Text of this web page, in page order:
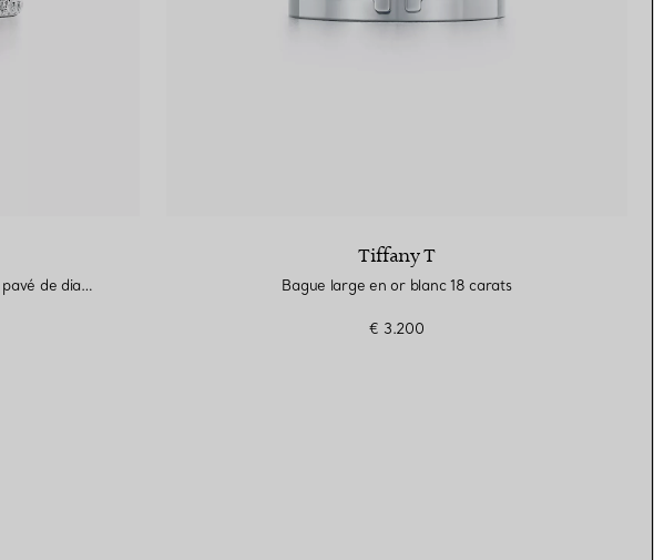
Bague True large en or blanc 18 carats et pavé de diamants
Tiffany T
Bague large en or blanc 18 carats
€ 3.200